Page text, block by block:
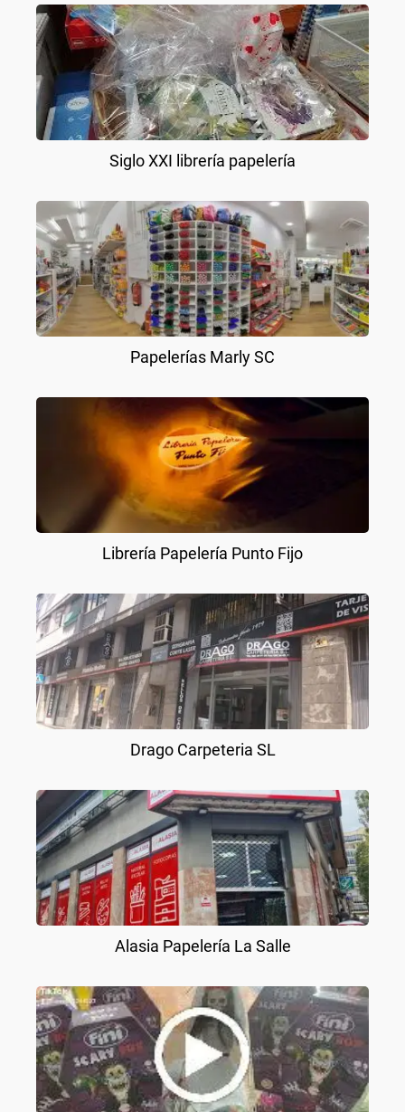
Siglo XXI librería papelería
Papelerías Marly SC
Librería Papelería Punto Fijo
Drago Carpeteria SL
Alasia Papelería La Salle